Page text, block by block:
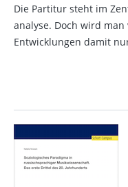
Die Partitur steht im
analyse. Doch wird
Entwicklungen damit